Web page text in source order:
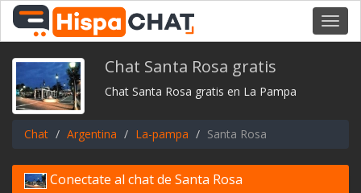
Chat Santa Rosa gratis
Chat Santa Rosa gratis en La Pampa
Chat Argentina La-pampa Santa Rosa
Conectate al chat de Santa Rosa